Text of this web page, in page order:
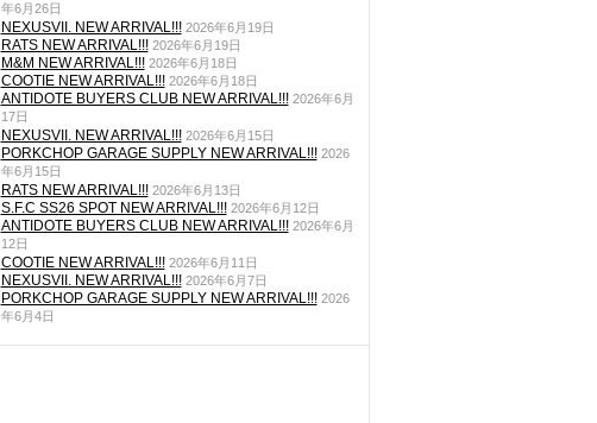
年6月26日
NEXUSVII. NEW ARRIVAL!!! 2026年6月19日
RATS NEW ARRIVAL!!! 2026年6月19日
M&M NEW ARRIVAL!!! 2026年6月18日
COOTIE NEW ARRIVAL!!! 2026年6月18日
ANTIDOTE BUYERS CLUB NEW ARRIVAL!!! 2026年6月
17日
NEXUSVII. NEW ARRIVAL!!! 2026年6月15日
PORKCHOP GARAGE SUPPLY NEW ARRIVAL!!! 2026
年6月15日
RATS NEW ARRIVAL!!! 2026年6月13日
S.F.C SS26 SPOT NEW ARRIVAL!!! 2026年6月12日
ANTIDOTE BUYERS CLUB NEW ARRIVAL!!! 2026年6月
12日
COOTIE NEW ARRIVAL!!! 2026年6月11日
NEXUSVII. NEW ARRIVAL!!! 2026年6月7日
PORKCHOP GARAGE SUPPLY NEW ARRIVAL!!! 2026
年6月4日